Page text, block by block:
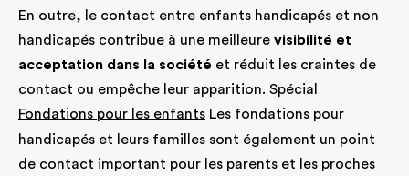
En outre, le contact entre enfants handicapés et non
handicapés contribue à une meilleure visibilité et
acceptation dans la société et réduit les craintes de
contact ou empêche leur apparition. Spécial
Fondations pour les enfants Les fondations pour
handicapés et leurs familles sont également un point
de contact important pour les parents et les proches